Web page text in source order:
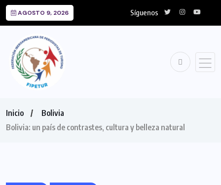
AGOSTO 9, 2026 Síguenos
Inicio
Bolivia
Bolivia: un país de contrastes, cultura y belleza natural